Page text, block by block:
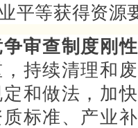
平等获得资源
争审查制度刚
持续清理和
和做法，加
标准、产业